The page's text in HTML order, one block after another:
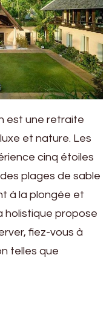
est une retraite
et nature. Les
cinq étoiles
plages de sable
à la plongée et
holistique propose
fiez-vous à
telles que